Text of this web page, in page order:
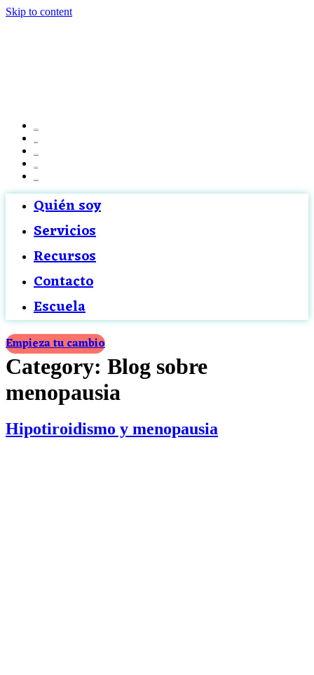
Skip to content
Quién soy
Servicios
Recursos
Contacto
Escuela
Empieza tu cambio
Category: Blog sobre
menopausia
Hipotiroidismo y menopausia